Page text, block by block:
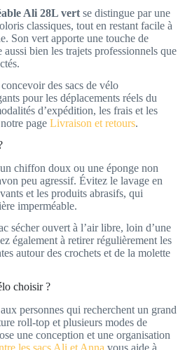
Ali 28L vert se distingue par une
classiques, tout en restant facile à
Son vert apporte une touche de
bien les trajets professionnels que
des sacs de vélo
pour les déplacements réels du
d’expédition, les frais et les
page Livraison et retours.
chiffon doux ou une éponge non
peu agressif. Évitez le lavage en
et les produits abrasifs, qui
imperméable.
sécher ouvert à l’air libre, loin d’une
également à retirer régulièrement les
autour des crochets et de la molette
choisir ?
personnes qui recherchent un grand
roll-top et plusieurs modes de
une conception et une organisation